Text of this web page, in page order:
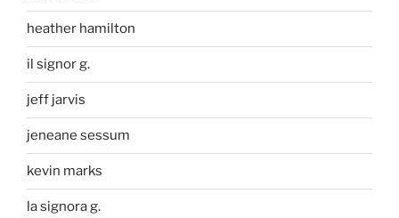
heather hamilton
il signor g.
jeff jarvis
jeneane sessum
kevin marks
la signora g.